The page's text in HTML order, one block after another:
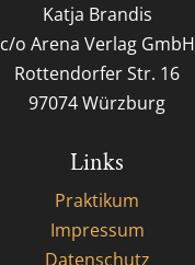
Katja Brandis
c/o Arena Verlag GmbH
Rottendorfer Str. 16
97074 Würzburg
Links
Praktikum
Impressum
Datenschutz